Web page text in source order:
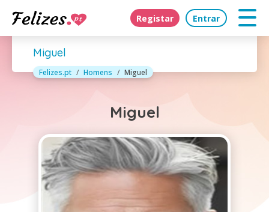
Registar Entrar
Miguel
Felizes.pt Homens Miguel
Miguel